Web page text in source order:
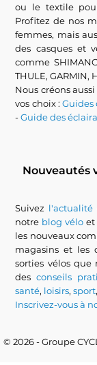
ou le textile
Profitez de nos
femmes, mais
des casques et
comme
THULE, GARMIN,
Nous créons
vos choix :Guides
-Guide des
Nouveautés
Suivez l'actualité
notre blog véloet
les nouveaux
magasins et les
sorties vélos que
desconseils
santé, loisirs,sport
Inscrivez-vous à
© 2026 - Groupe